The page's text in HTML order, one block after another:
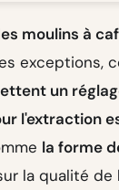
moulins à
exceptions,
un
l'extraction
la forme
la qualité de